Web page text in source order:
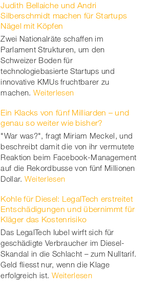
Judith Bellaiche und Andri
Silberschmidt machen für Startups
Nägel mit Köpfen
Zwei Nationalräte schaffen im
Parlament Strukturen, um den
Schweizer Boden für
technologiebasierte Startups und
innovative KMUs fruchtbarer zu
machen. Weiterlesen
Ein Klacks von fünf Milliarden – und
genau so weiter wie bisher?
"War was?", fragt Miriam Meckel, und
beschreibt damit die von ihr vermutete
Reaktion beim Facebook-Management
auf die Rekordbusse von fünf Millionen
Dollar. Weiterlesen
Kohle für Diesel: LegalTech erstreitet
Entschädigungen und übernimmt für
Kläger das Kostenrisiko
Das LegalTech Iubel wirft sich für
geschädigte Verbraucher im Diesel-
Skandal in die Schlacht – zum Nulltarif.
Geld fliesst nur, wenn die Klage
erfolgreich ist. Weiterlesen